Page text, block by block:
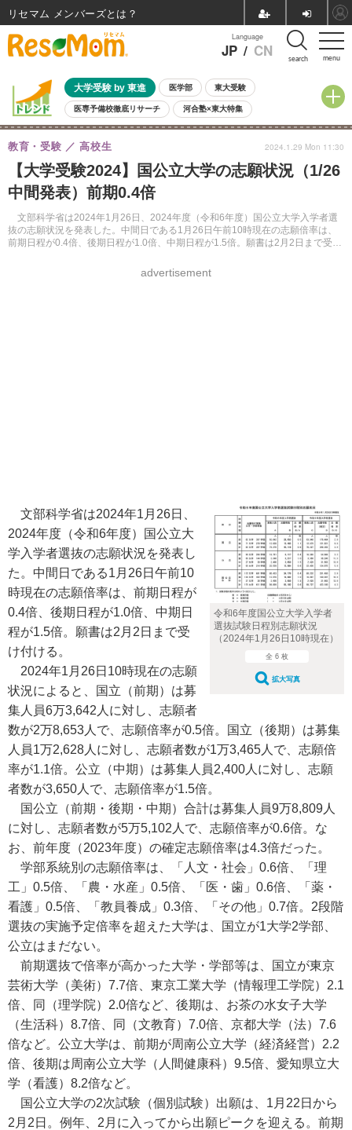
menu
Language
JP / CN search
大学受験 by 東進 医学部 東大受験
医専予備校徹底リサーチ 河合塾×東大特集
親子で考える大学選び 高校受験 中学受験 小学校受験
共通テスト 夏休み
8月開催イベント・WS 全国公立高校 過去問 人気記事
自由研究教材（小学生向け） 自由研究教材（中学生向け）
【大学受験2024】国公立大学の志願状況（1/26
中間発表）前期0.4倍
文部科学省は2024年1月26日、2024年度（令和6年度）国公立大学入学者選
抜の志願状況を発表した。中間日である1月26日午前10時現在の志願倍率は、
前期日程が0.4倍、後期日程が1.0倍、中期日程が1.5倍。願書は2月2日まで受け
教育・受験 高校生
advertisement
2024.1.29 Mon 11:30
令和6年度国公立大学入学者
選抜試験日程別志願状況
（2024年1月26日10時現在）
全 6 枚
拡大写真
文部科学省は2024年1月26日、
2024年度（令和6年度）国公立大
学入学者選抜の志願状況を発表し
た。中間日である1月26日午前10
時現在の志願倍率は、前期日程が
0.4倍、後期日程が1.0倍、中期日
程が1.5倍。願書は2月2日まで受
け付ける。
2024年1月26日10時現在の志願
状況によると、国立（前期）は募
集人員6万3,642人に対し、志願者
数が2万8,653人で、志願倍率が0.5倍。国立（後期）は募集
人員1万2,628人に対し、志願者数が1万3,465人で、志願倍
率が1.1倍。公立（中期）は募集人員2,400人に対し、志願
者数が3,650人で、志願倍率が1.5倍。
国公立（前期・後期・中期）合計は募集人員9万8,809人
に対し、志願者数が5万5,102人で、志願倍率が0.6倍。な
お、前年度（2023年度）の確定志願倍率は4.3倍だった。
学部系統別の志願倍率は、「人文・社会」0.6倍、「理
工」0.5倍、「農・水産」0.5倍、「医・歯」0.6倍、「薬・
看護」0.5倍、「教員養成」0.3倍、「その他」0.7倍。2段階
選抜の実施予定倍率を超えた大学は、国立が1大学2学部、
公立はまだない。
前期選抜で倍率が高かった大学・学部等は、国立が東京
芸術大学（美術）7.7倍、東京工業大学（情報理工学院）2.1
倍、同（理学院）2.0倍など、後期は、お茶の水女子大学
（生活科）8.7倍、同（文教育）7.0倍、京都大学（法）7.6
倍など。公立大学は、前期が周南公立大学（経済経営）2.2
倍、後期は周南公立大学（人間健康科）9.5倍、愛知県立大
学（看護）8.2倍など。
国公立大学の2次試験（個別試験）出願は、1月22日から
2月2日。例年、2月に入ってから出願ピークを迎える。前期
リセマム メンバーズ